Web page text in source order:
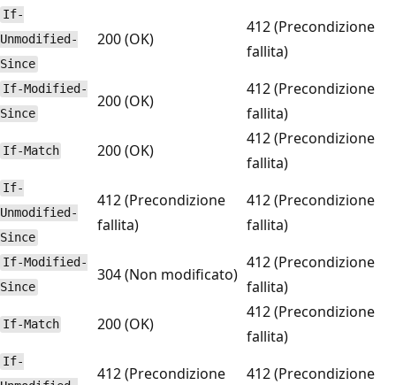
If-
Unmodified-
Since
200 (OK)
412 (Precondizione
fallita)
If-Modified-
Since
200 (OK)
412 (Precondizione
fallita)
If-Match 200 (OK)
412 (Precondizione
fallita)
If-
Unmodified-
Since
412 (Precondizione
fallita)
412 (Precondizione
fallita)
If-Modified-
Since
304 (Non modificato)
412 (Precondizione
fallita)
If-Match 200 (OK)
412 (Precondizione
fallita)
If-
412 (Precondizione
412 (Precondizione